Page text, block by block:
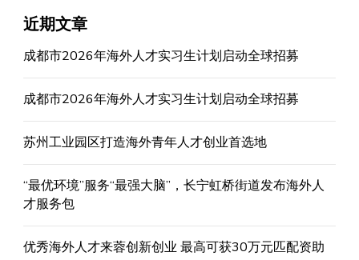
近期文章
成都市2026年海外人才实习生计划启动全球招募
成都市2026年海外人才实习生计划启动全球招募
苏州工业园区打造海外青年人才创业首选地
“最优环境”服务“最强大脑”，长宁虹桥街道发布海外人
才服务包
优秀海外人才来蓉创新创业 最高可获30万元匹配资助